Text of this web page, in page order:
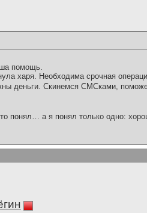
помощь.
харя. Необходима срочная
деньги. Скинемся СМСками,
понял… а я понял только одно: